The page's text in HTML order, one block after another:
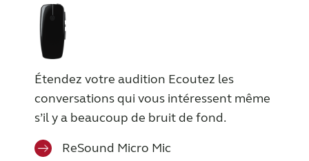
International
Kazakhstan
New Zealand Norge
Schweiz Suisse
Suomi Sverige
Étendez votre audition Ecoutez les
conversations qui vous intéressent même
s’il y a beaucoup de bruit de fond.
ReSound Micro Mic